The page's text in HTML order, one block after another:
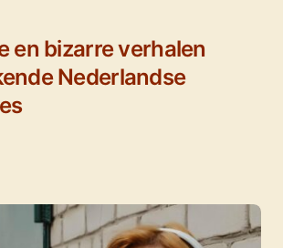
en bizarre verhalen
Nederlandse